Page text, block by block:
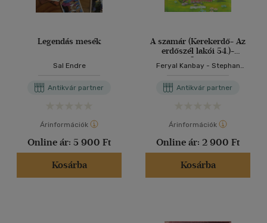
Legendás mesék
Sal Endre
Antikvár partner
Árinformációk
Online ár: 5 900 Ft
Kosárba
A szamár (Kerekerdő- Az
erdőszél lakói 54.)-
állatfigurával
Feryal Kanbay - Stephan
Antikvár partner
Árinformációk
Online ár: 2 900 Ft
Kosárba